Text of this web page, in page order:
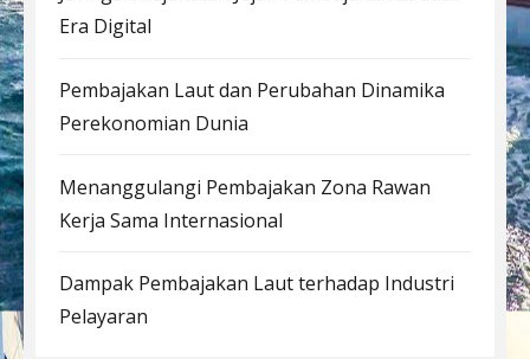
Era Digital
Pembajakan Laut dan Perubahan Dinamika
Perekonomian Dunia
Menanggulangi Pembajakan Zona Rawan
Kerja Sama Internasional
Dampak Pembajakan Laut terhadap Industri
Pelayaran